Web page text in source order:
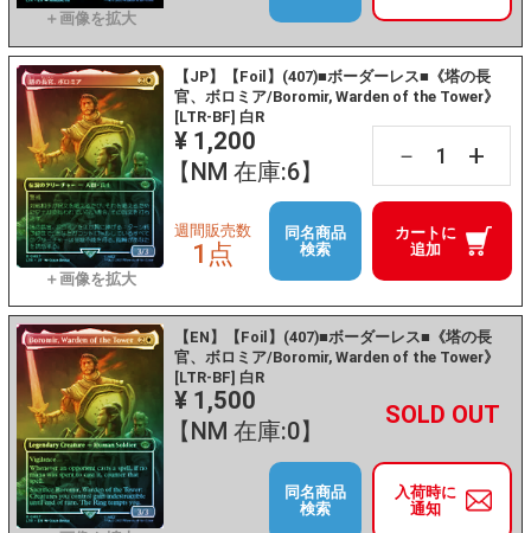
【JP】【Foil】(407)■ボーダーレス■《塔の長
官、ボロミア/Boromir, Warden of the Tower》
[LTR-BF] 白R
¥ 1,200
【NM 在庫:6】
－ +
カートに
追加
週間販売数
1点
同名商品
検索
【EN】【Foil】(407)■ボーダーレス■《塔の長
官、ボロミア/Boromir, Warden of the Tower》
[LTR-BF] 白R
¥ 1,500
【NM 在庫:0】
－ +
入荷時に
通知
同名商品
検索